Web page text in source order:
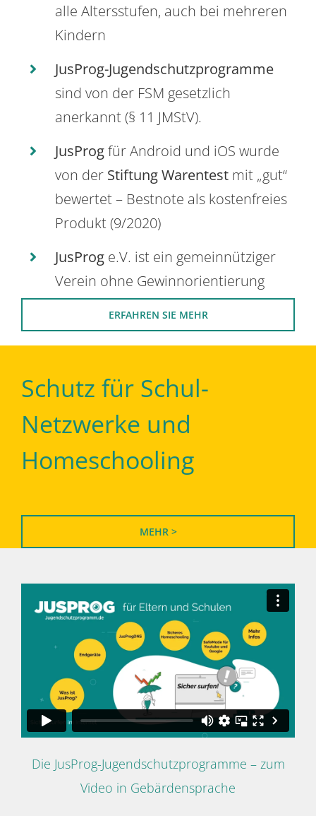
alle Altersstufen, auch bei mehreren
Kindern
JusProg-Jugendschutzprogramme
sind von der FSM gesetzlich
anerkannt (§ 11 JMStV).
JusProgfür Android und iOS wurde
von der Stiftung Warentest mit „gut“
bewertet – Bestnote als kostenfreies
Produkt (9/2020)
JusProg e.V. ist ein gemeinnütziger
Verein ohne Gewinnorientierung
ERFAHREN SIE MEHR
Schutz für Schul-
Netzwerke und
Homeschooling
MEHR >
Die JusProg-Jugendschutzprogramme – zum
Video in Gebärdensprache